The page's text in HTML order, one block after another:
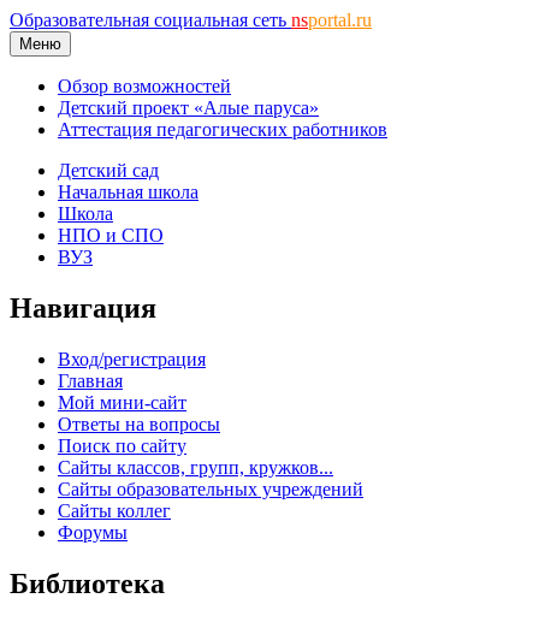
Образовательная социальная сеть nsportal.ru
Меню
Обзор возможностей
Детский проект «Алые паруса»
Аттестация педагогических работников
Детский сад
Начальная школа
Школа
НПО и СПО
ВУЗ
Навигация
Вход/регистрация
Главная
Мой мини-сайт
Ответы на вопросы
Поиск по сайту
Сайты классов, групп, кружков...
Сайты образовательных учреждений
Сайты коллег
Форумы
Библиотека